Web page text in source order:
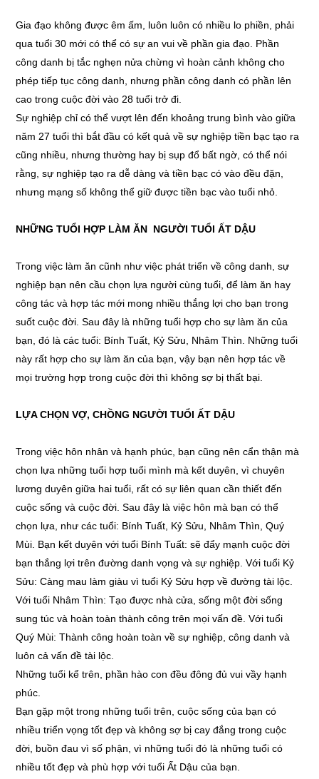
Gia đạo không được êm ấm, luôn luôn có nhiều lo phiền, phải
qua tuổi 30 mới có thể có sự an vui về phần gia đạo. Phần
công danh bị tắc nghẹn nửa chừng vì hoàn cảnh không cho
phép tiếp tục công danh, nhưng phần công danh có phần lên
cao trong cuộc đời vào 28 tuổi trở đi.
Sự nghiệp chỉ có thể vượt lên đến khoảng trung bình vào giữa
năm 27 tuổi thì bắt đầu có kết quả về sự nghiệp tiền bạc tạo ra
cũng nhiều, nhưng thường hay bị sụp đổ bất ngờ, có thể nói
rằng, sự nghiệp tạo ra dễ dàng và tiền bạc có vào đều đặn,
nhưng mạng số không thể giữ được tiền bạc vào tuổi nhỏ.
NHỮNG TUỔI HỢP LÀM ĂN NGƯỜI TUỔI ẤT DẬU
Trong việc làm ăn cũnh như việc phát triển về công danh, sự
nghiệp bạn nên cầu chọn lựa người cùng tuổi, để làm ăn hay
công tác và hợp tác mới mong nhiều thắng lợi cho bạn trong
suốt cuộc đời. Sau đây là những tuổi hợp cho sự làm ăn của
bạn, đó là các tuổi: Bính Tuất, Kỷ Sửu, Nhâm Thìn. Những tuổi
này rất hợp cho sự làm ăn của bạn, vậy bạn nên hợp tác về
mọi trường hợp trong cuộc đời thì không sợ bị thất bại.
LỰA CHỌN VỢ, CHỒNG NGƯỜI TUỔI ẤT DẬU
Trong việc hôn nhân và hạnh phúc, bạn cũng nên cẩn thận mà
chọn lựa những tuổi hợp tuổi mình mà kết duyên, vì chuyên
lương duyên giữa hai tuổi, rất có sự liên quan cần thiết đến
cuộc sống và cuộc đời. Sau đây là việc hôn mà bạn có thể
chọn lựa, như các tuổi: Bính Tuất, Kỷ Sửu, Nhâm Thìn, Quý
Mùi. Bạn kết duyên với tuổi Bính Tuất: sẽ đẩy mạnh cuộc đời
bạn thắng lợi trên đường danh vọng và sự nghiệp. Với tuổi Kỷ
Sửu: Càng mau làm giàu vì tuổi Kỷ Sửu hợp về đường tài lộc.
Với tuổi Nhâm Thìn: Tạo được nhà cửa, sống một đời sống
sung túc và hoàn toàn thành công trên mọi vấn đề. Với tuổi
Quý Mùi: Thành công hoàn toàn về sự nghiệp, công danh và
luôn cả vấn đề tài lộc.
Những tuổi kể trên, phần hào con đều đông đủ vui vầy hạnh
phúc.
Bạn gặp một trong những tuổi trên, cuộc sống của bạn có
nhiều triển vọng tốt đẹp và không sợ bị cay đắng trong cuộc
đời, buồn đau vì số phận, vì những tuổi đó là những tuổi có
nhiều tốt đẹp và phù hợp với tuổi Ất Dậu của bạn.